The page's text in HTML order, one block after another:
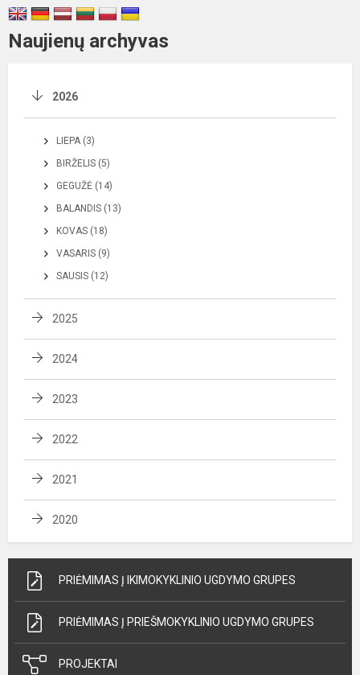
Naujienų archyvas
2026
LIEPA (3)
BIRŽELIS (5)
GEGUŽĖ (14)
BALANDIS (13)
KOVAS (18)
VASARIS (9)
SAUSIS (12)
2025
2024
2023
2022
2021
2020
PRIĖMIMAS Į IKIMOKYKLINIO UGDYMO GRUPES
PRIĖMIMAS Į PRIEŠMOKYKLINIO UGDYMO GRUPES
PROJEKTAI